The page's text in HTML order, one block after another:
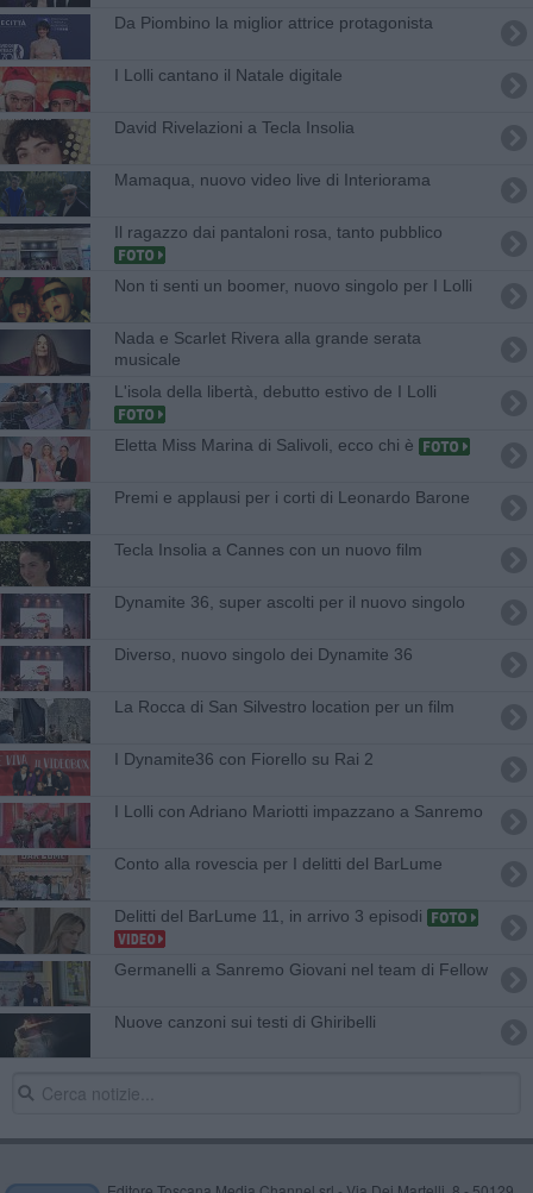
Da Piombino la miglior attrice protagonista
I Lolli cantano il Natale digitale
David Rivelazioni a Tecla Insolia
Mamaqua, nuovo video live di Interiorama
Il ragazzo dai pantaloni rosa, tanto pubblico
Non ti senti un boomer, nuovo singolo per I Lolli
Nada e Scarlet Rivera alla grande serata
musicale
L'isola della libertà, debutto estivo de I Lolli
Eletta Miss Marina di Salivoli, ecco chi è
Premi e applausi per i corti di Leonardo Barone
Tecla Insolia a Cannes con un nuovo film
Dynamite 36, super ascolti per il nuovo singolo
Diverso, nuovo singolo dei Dynamite 36
La Rocca di San Silvestro location per un film
I Dynamite36 con Fiorello su Rai 2
I Lolli con Adriano Mariotti impazzano a Sanremo
Conto alla rovescia per I delitti del BarLume
Delitti del BarLume 11, in arrivo 3 episodi
Germanelli a Sanremo Giovani nel team di Fellow
Nuove canzoni sui testi di Ghiribelli